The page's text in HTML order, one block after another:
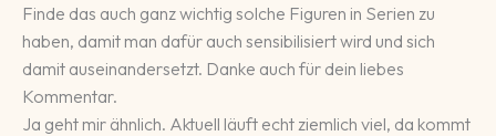
Finde das auch ganz wichtig solche Figuren in Serien zu
haben, damit man dafür auch sensibilisiert wird und sich
damit auseinandersetzt. Danke auch für dein liebes
Kommentar.
Ja geht mir ähnlich. Aktuell läuft echt ziemlich viel, da kommt